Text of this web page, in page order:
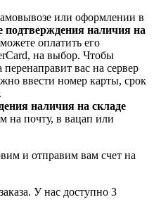
или оформлении в
подтверждения наличия на
оплатить его
на выбор. Чтобы
вас на сервер
ввести номер карты, срок
наличия на складе
на почту, в вацап или
и отправим вам счет на
У нас доступно 3